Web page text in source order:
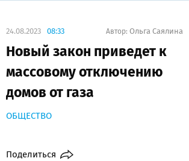
24.08.2023 08:33 Автор: Ольга Саялина
Новый закон приведет к
массовому отключению
домов от газа
ОБЩЕСТВО
Поделиться